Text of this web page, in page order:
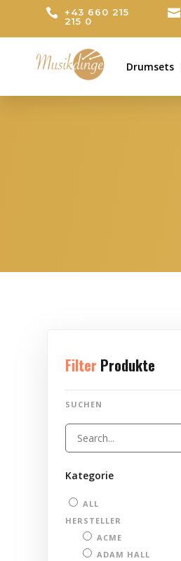
 +43 660 215
215 0

Drumsets
Filter Produkte
SUCHEN
Kategorie
ALL
HERSTELLER
ACME
ADAM HALL